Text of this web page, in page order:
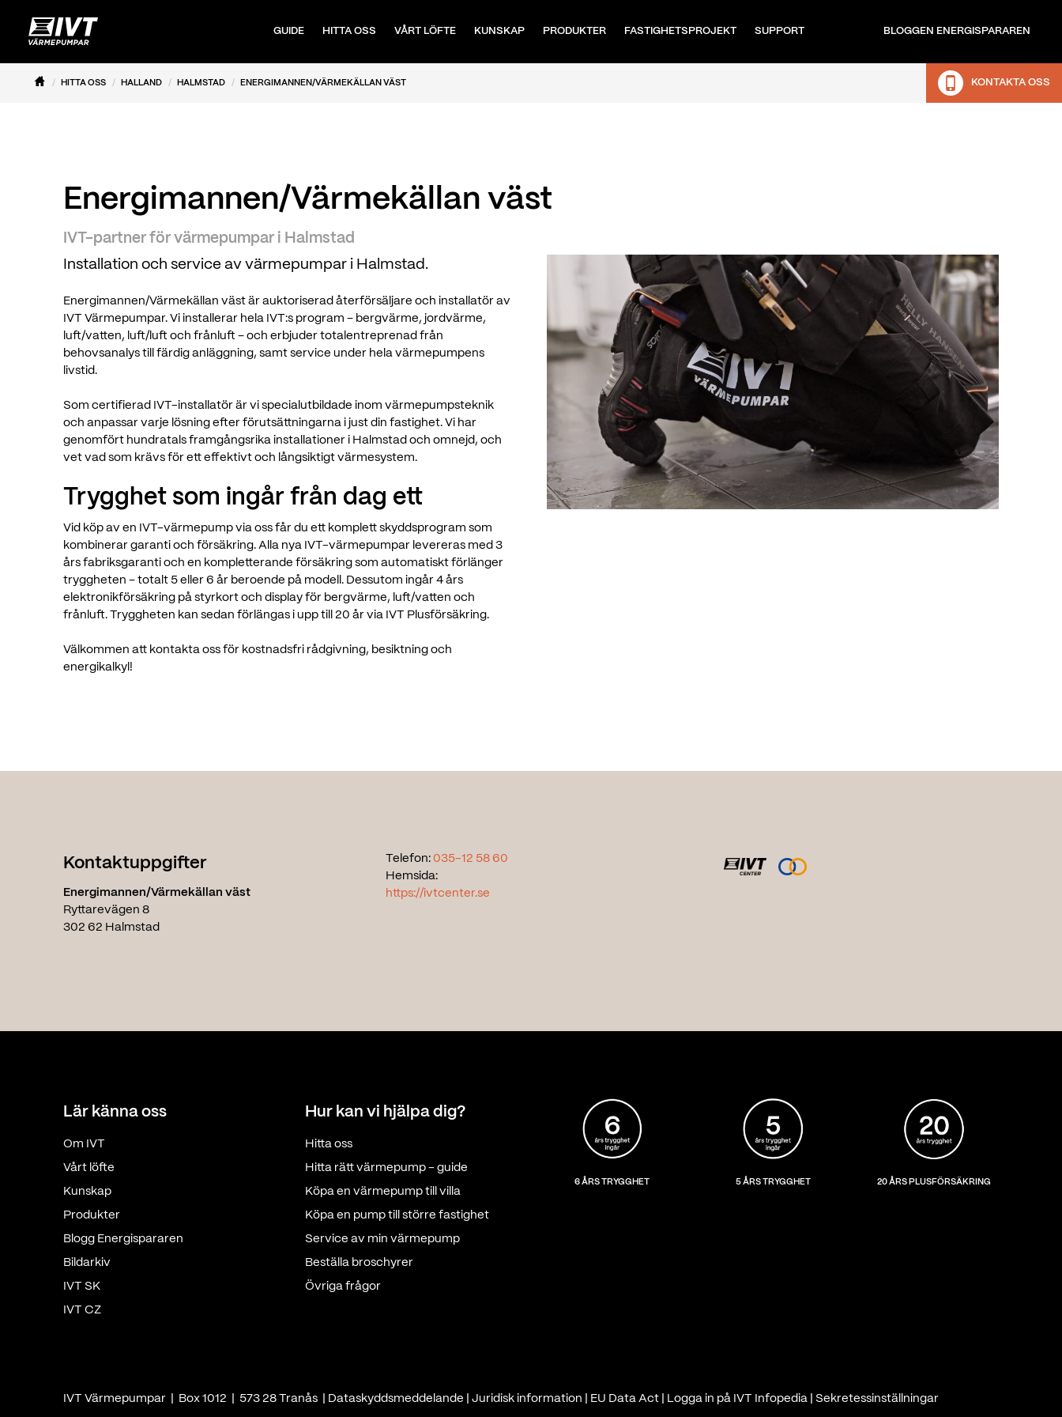
GUIDE HITTA OSS VÅRT LÖFTE KUNSKAP PRODUKTER FASTIGHETSPROJEKT SUPPORT BLOGGEN ENERGISPARAREN
HITTA OSS HALLAND HALMSTAD ENERGIMANNEN/VÄRMEKÄLLAN VÄST KONTAKTA OSS
Energimannen/Värmekällan väst
IVT-partner för värmepumpar i Halmstad
Installation och service av värmepumpar i Halmstad.
Energimannen/Värmekällan väst är auktoriserad återförsäljare och installatör av
IVT Värmepumpar. Vi installerar hela IVT:s program – bergvärme, jordvärme,
luft/vatten, luft/luft och frånluft – och erbjuder totalentreprenad från
behovsanalys till färdig anläggning, samt service under hela värmepumpens
livstid.
Som certifierad IVT-installatör är vi specialutbildade inom värmepumpsteknik
och anpassar varje lösning efter förutsättningarna i just din fastighet. Vi har
genomfört hundratals framgångsrika installationer i Halmstad och omnejd, och
vet vad som krävs för ett effektivt och långsiktigt värmesystem.
Trygghet som ingår från dag ett
Vid köp av en IVT-värmepump via oss får du ett komplett skyddsprogram som
kombinerar garanti och försäkring. Alla nya IVT-värmepumpar levereras med 3
års fabriksgaranti och en kompletterande försäkring som automatiskt förlänger
tryggheten – totalt 5 eller 6 år beroende på modell. Dessutom ingår 4 års
elektronikförsäkring på styrkort och display för bergvärme, luft/vatten och
frånluft. Tryggheten kan sedan förlängas i upp till 20 år via IVT Plusförsäkring.
Välkommen att kontakta oss för kostnadsfri rådgivning, besiktning och
energikalkyl!
Kontaktuppgifter
Energimannen/Värmekällan väst
Ryttarevägen 8
302 62 Halmstad
Telefon: 035-12 58 60
Hemsida:
https://ivtcenter.se
Lär känna oss
Om IVT
Vårt löfte
Kunskap
Produkter
Blogg Energispararen
Bildarkiv
IVT SK
IVT CZ
Hur kan vi hjälpa dig?
Hitta oss
Hitta rätt värmepump - guide
Köpa en värmepump till villa
Köpa en pump till större fastighet
Service av min värmepump
Beställa broschyrer
Övriga frågor
6 ÅRS TRYGGHET 5 ÅRS TRYGGHET 20 ÅRS PLUSFÖRSÄKRING
IVT Värmepumpar | Box 1012 | 573 28 Tranås | Dataskyddsmeddelande Juridisk information EU Data Act Logga in på IVT Infopedia Sekretessinställningar